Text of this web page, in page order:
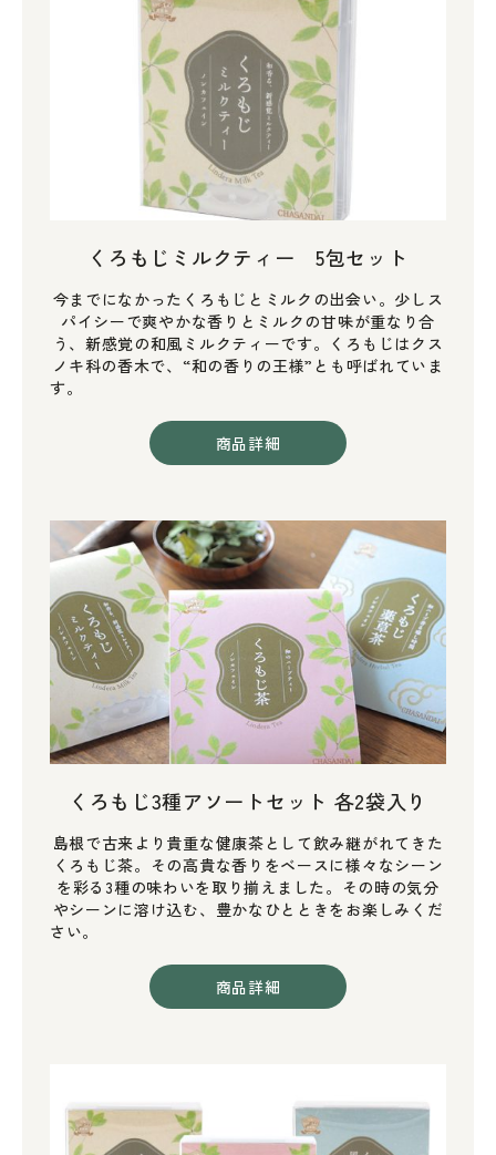
くろもじミルクティー 5包セット
今までになかったくろもじとミルクの出会い。少しス
パイシーで爽やかな香りとミルクの甘味が重なり合
う、新感覚の和風ミルクティーです。くろもじはクス
ノキ科の香木で、“和の香りの王様”とも呼ばれていま
す。
商品詳細
くろもじ3種アソートセット 各2袋入り
島根で古来より貴重な健康茶として飲み継がれてきた
くろもじ茶。その高貴な香りをベースに様々なシーン
を彩る3種の味わいを取り揃えました。その時の気分
やシーンに溶け込む、豊かなひとときをお楽しみくだ
さい。
商品詳細